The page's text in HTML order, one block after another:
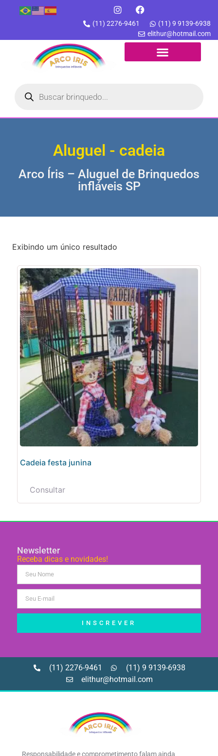
(11) 2276-9461
(11) 9 9139-6938
elithur@hotmail.com
Aluguel - cadeia
Arco Íris – Aluguel de Brinquedos
infláveis SP
Exibindo um único resultado
Cadeia festa junina
Consultar
Newsletter
Receba dicas e novidades!
INSCREVER
(11) 2276-9461
(11) 9 9139-6938
elithur@hotmail.com
Responsabilidade e comprometimento falam ainda